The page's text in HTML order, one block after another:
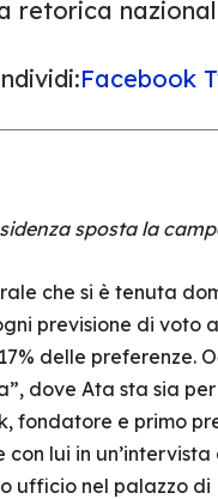
retorica
Facebook
sposta la
che si è tenuta
previsione di voto
delle
dove Ata sta sia
fondatore e primo
lui in
ufficio nel palazzo